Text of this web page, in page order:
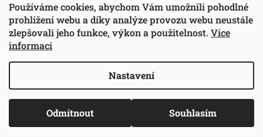
Používáme cookies, abychom Vám umožnili pohodlné
prohlížení webu a díky analýze provozu webu neustále
zlepšovali jeho funkce, výkon a použitelnost. Více
informací
Nastavení
Odmítnout Souhlasím
✍️ Napiš recenzi na Google
Děkujeme, že pomáháš psát příběh Cechu Hráčů.
Vytvořil ShoptetCopyright 2026 Cech Hráčů. Všechna práva
vyhrazena.